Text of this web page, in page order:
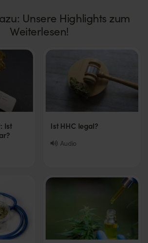
Unsere Highlights zum
Weiterlesen!
Ist
Ist HHC legal?
Audio